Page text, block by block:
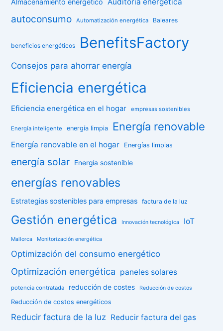
Almacenamiento energético Auditoría energética
autoconsumo Automatización energética Baleares
beneficios energéticos BenefitsFactory
Consejos para ahorrar energía
Eficiencia energética
Eficiencia energética en el hogar empresas sostenibles
Energía inteligente energía limpia Energía renovable
Energía renovable en el hogar Energías limpias
energía solar Energía sostenible
energías renovables
Estrategias sostenibles para empresas factura de la luz
Gestión energética Innovación tecnológica IoT
Mallorca Monitorización energética
Optimización del consumo energético
Optimización energética paneles solares
potencia contratada reducción de costes Reducción de costos
Reducción de costos energéticos
Reducir factura de la luz Reducir factura del gas